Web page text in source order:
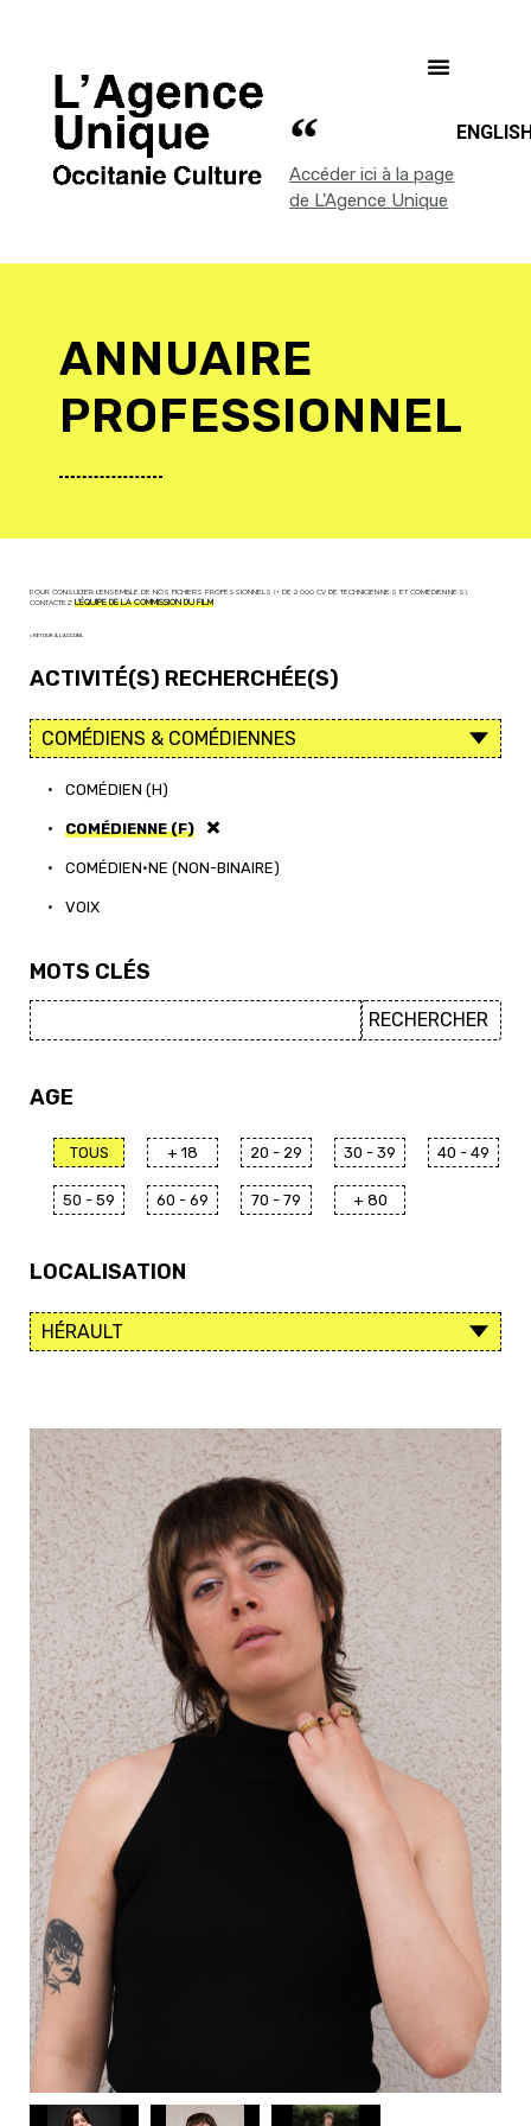
Accéder ici à la page
de L'Agence Unique
ANNUAIRE
PROFESSIONNEL
POUR CONSULTER L'ENSEMBLE DE NOS FICHIERS PROFESSIONNELS (+ DE 2 000 CV DE TECHNICIEN·NE·S ET COMÉDIEN·NE·S),
CONTACTEZ L'ÉQUIPE DE LA COMMISSION DU FILM
< RETOUR À L'ACCUEIL
ACTIVITÉ(S) RECHERCHÉE(S)
• COMÉDIEN (H)
• COMÉDIENNE (F)
• COMÉDIEN·NE (NON-BINAIRE)
• VOIX
MOTS CLÉS
AGE
TOUS + 18 20 - 29 30 - 39 40 - 49
50 - 59 60 - 69 70 - 79 + 80
LOCALISATION